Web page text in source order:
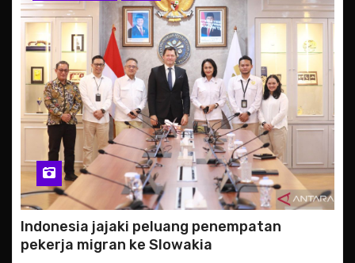
Indonesia jajaki peluang penempatan
pekerja migran ke Slowakia